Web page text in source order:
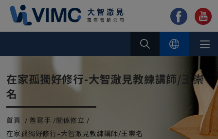
在家孤獨好修行-大智澈見教練講師/王崇
名
首頁 善寫手
關係修立
在家孤獨好修行-大智澈見教練講師/王崇名
Cookie管理面板